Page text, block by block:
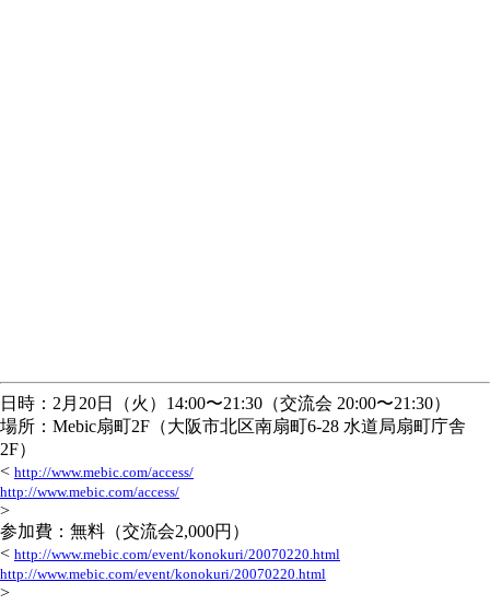
日時：2月20日（火）14:00〜21:30（交流会 20:00〜21:30）
場所：Mebic扇町2F（大阪市北区南扇町6-28 水道局扇町庁舎
2F）
< http://www.mebic.com/access/
http://www.mebic.com/access/
>
参加費：無料（交流会2,000円）
< http://www.mebic.com/event/konokuri/20070220.html
http://www.mebic.com/event/konokuri/20070220.html
>